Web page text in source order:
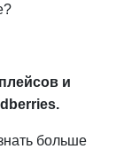
и
больше